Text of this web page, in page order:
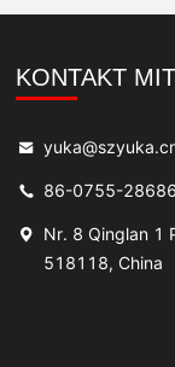
KONTAKT
86-0755-
Nr. 8 Qinglan 1
518118, China